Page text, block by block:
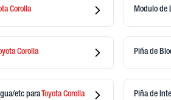
Corolla Modulo de
Corolla Piña de
etc para ToyotaCorolla Piña de